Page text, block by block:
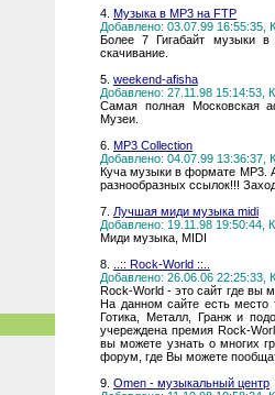
4. Музыка в MP3 на FTP
Добавлено: 03.07.99 16:55:35,
Более 7 Гигабайт музыки
скачивание.
5. weekend-afisha
Добавлено: 27.11.98 15:14:53,
Самая полная Московская
Музеи.
6. MP3 Collection
Добавлено: 04.07.99 13:36:37,
Куча музыки в формате MP3.
разнообразных ссылок!!!
7. Лучшая миди музыка midi
Добавлено: 19.11.98 19:50:44,
Миди музыка, MIDI
8.
..:: Rock-World ::..
Добавлено: 26.06.06 22:25:33,
Rock-World - это сайт где вы
На данном сайте есть место
Готика, Металл, Гранж и
учереждена премия Rock-
вы можете узнать о многих
форум, где Вы можете
9. Omen - музыкальный центр